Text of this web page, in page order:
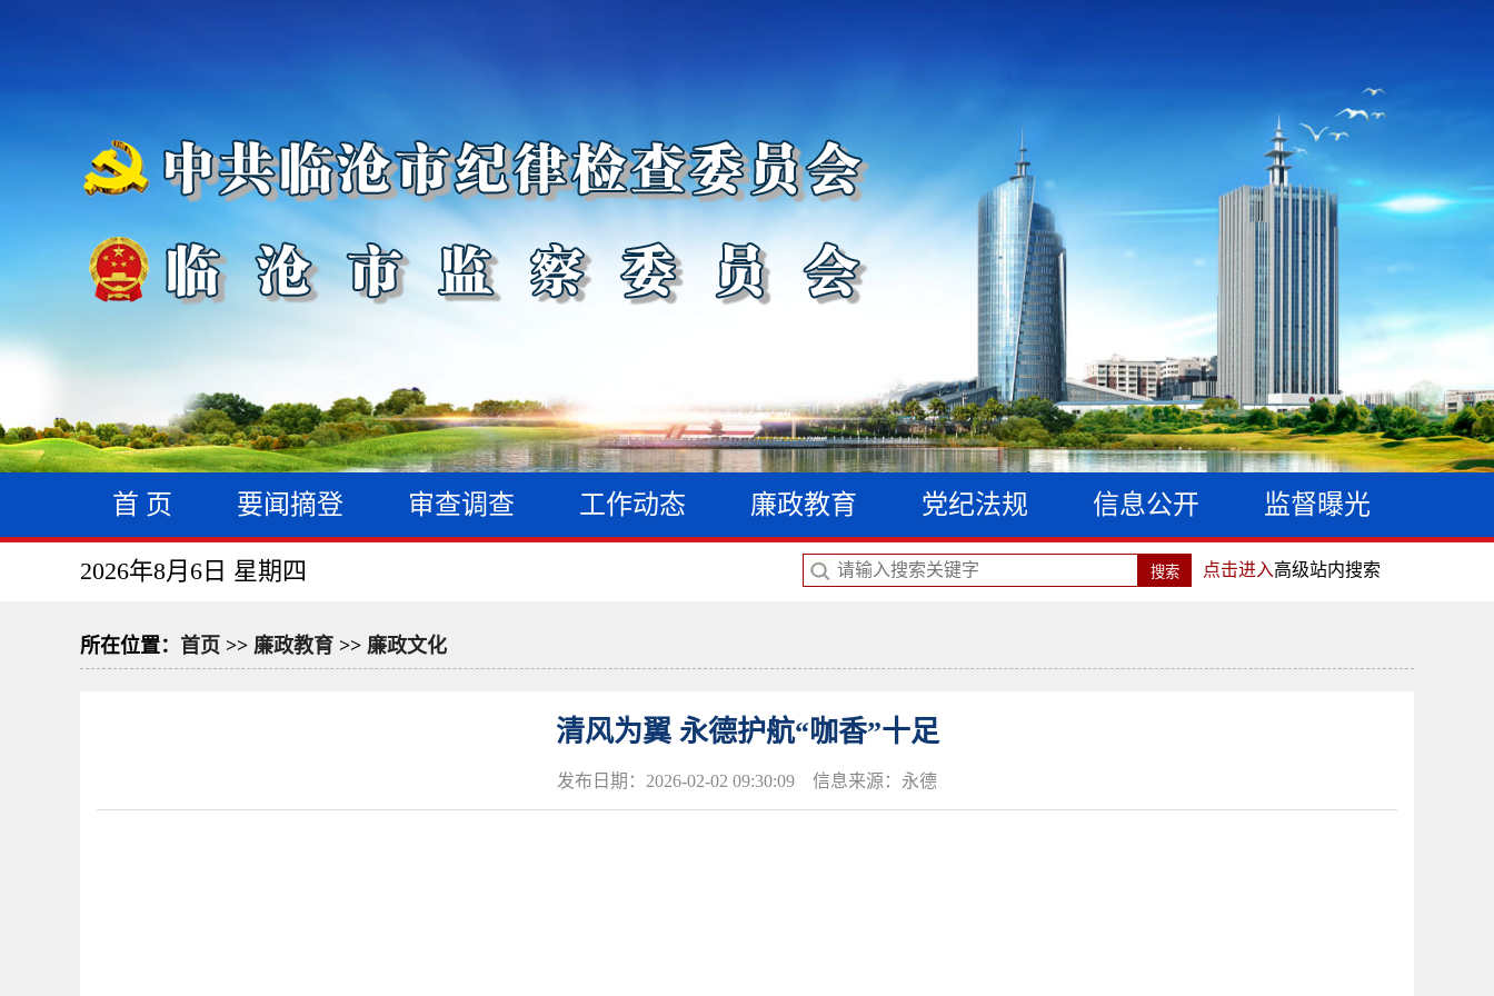
首 页 要闻摘登 审查调查 工作动态 廉政教育 党纪法规 信息公开 监督曝光
2026年8月6日 星期四 点击进入高级站内搜索
所在位置： 首页 >> 廉政教育 >> 廉政文化
清风为翼 永德护航“咖香”十足
发布日期：2026-02-02 09:30:09 信息来源：永德